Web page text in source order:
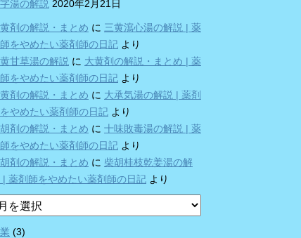
湯の解説 2020年2月21日
剤の解説・まとめ に 三黄瀉心湯の解説 | 薬
をやめたい薬剤師の日記 より
甘草湯の解説 に 大黄剤の解説・まとめ | 薬
をやめたい薬剤師の日記 より
剤の解説・まとめ に 大承気湯の解説 | 薬剤
やめたい薬剤師の日記 より
剤の解説・まとめ に 十味敗毒湯の解説 | 薬
をやめたい薬剤師の日記 より
剤の解説・まとめ に 柴胡桂枝乾姜湯の解
| 薬剤師をやめたい薬剤師の日記 より
(3)